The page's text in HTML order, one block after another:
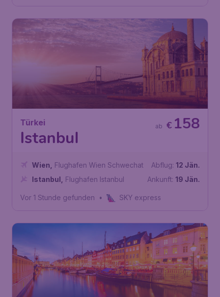
Türkei
Istanbul
€ 158
ab
Wien
Flughafen Wien Schwechat
Istanbul
Flughafen Istanbul
Abflug: 12 Jän.
Ankunft: 19 Jän.
Vor 1 Stunde gefunden • SKY express